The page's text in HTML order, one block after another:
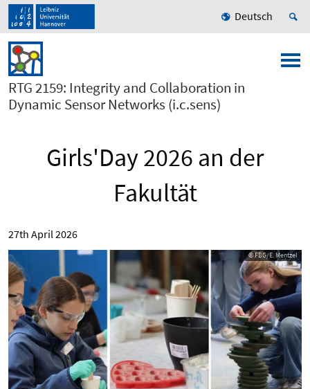
Deutsch
RTG 2159: Integrity and Collaboration in
Dynamic Sensor Networks (i.c.sens)
Girls'Day 2026 an der
Fakultät
27th April 2026
© FBG/E. Mentzel